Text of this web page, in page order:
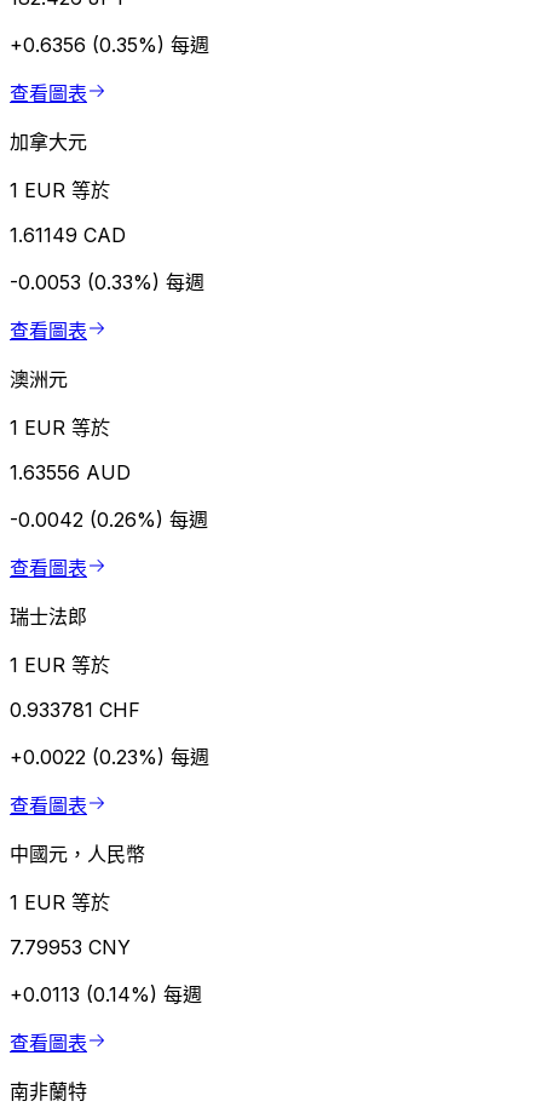
+0.6356 (0.35%) 每週
查看圖表
加拿大元
1 EUR 等於
1.61149 CAD
-0.0053 (0.33%) 每週
查看圖表
澳洲元
1 EUR 等於
1.63556 AUD
-0.0042 (0.26%) 每週
查看圖表
瑞士法郎
1 EUR 等於
0.933781 CHF
+0.0022 (0.23%) 每週
查看圖表
中國元，人民幣
1 EUR 等於
7.79953 CNY
+0.0113 (0.14%) 每週
查看圖表
南非蘭特